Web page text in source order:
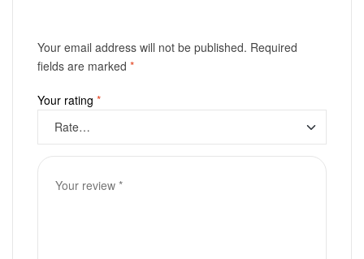
Your email address will not be published. Required
fields are marked *
Your rating *